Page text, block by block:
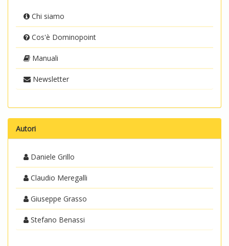
Chi siamo
Cos'è Dominopoint
Manuali
Newsletter
Autori
Daniele Grillo
Claudio Meregalli
Giuseppe Grasso
Stefano Benassi